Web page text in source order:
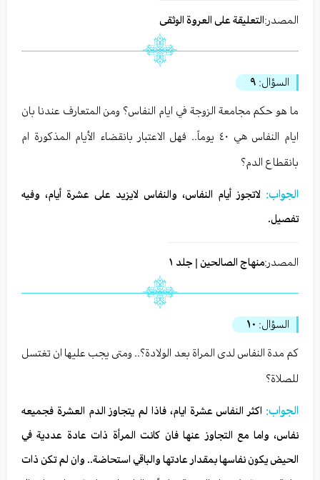
المصدر:التعليقة على العروة الوثقى
السؤال: ٩
ما هو حكم مجامعة الزوجة في ايام النفاس؟ ومن المتعارف عندنا بان
ايام النفاس هي ٤٠ يوماً.. فهل الاعتبار بانقضاء الأيام المذكورة ام
بانقطاع الدم؟
الجواب: لاتجوز أيام النفاس، والنفاس لايزيد على عشرة أيام، وفيه
تفصيل.
المصدر:منهاج الصالحين | جلد ١
السؤال: ١٠
كم مدة النفاس لدى المراة بعد الولادة؟.. ومتى يجب عليها ان تغتسل
للصلاة؟
الجواب: اكثر النفاس عشرة ايام، فاذا لم يتجاوز الدم العشرة فجميعه
نفاس، واما مع التجاوز عنها فان كانت المرأة ذات عادة عددية في
الحيض يكون نفاسها بمقدار عادتها والباقي استحاضة.. وان لم تكن ذات